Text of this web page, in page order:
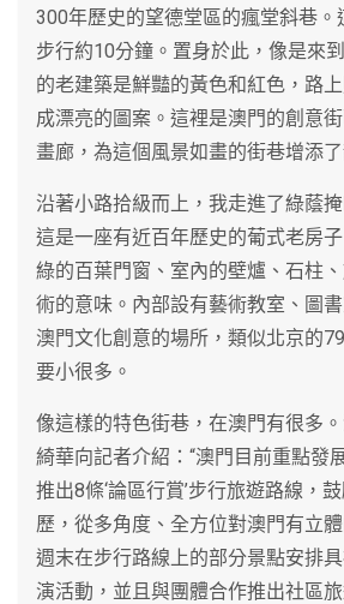
300年歷史的望德堂區的瘋堂斜巷。
步行約10分鐘。置身於此，像是來
的老建築是鮮豔的黃色和紅色，路
成漂亮的圖案。這裡是澳門的創意
畫廊，為這個風景如畫的街巷增添了
沿著小路拾級而上，我走進了綠蔭掩
這是一座有近百年歷史的葡式老房
綠的百葉門窗、室內的壁爐、石柱
術的意味。內部設有藝術教室、圖
澳門文化創意的場所，類似北京的
要小很多。
像這樣的特色街巷，在澳門有很多
綺華向記者介紹：“澳門目前重點發
推出8條‘論區行賞’步行旅遊路線，
歷，從多角度、全方位對澳門有立
週末在步行路線上的部分景點安排
演活動，並且與團體合作推出社區